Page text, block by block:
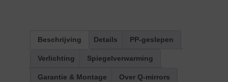
Beschrijving Details PP-geslepen
Verlichting Spiegelverwarming
Garantie & Montage Over Q-mirrors